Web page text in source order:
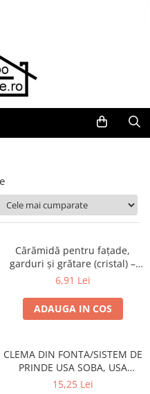
Cărămidă pentru fațade,
garduri și grătare (cristal) –
250 × 120 × 65 mm
6,91 Lei
ADAUGA IN COS
CLEMA DIN FONTA/SISTEM DE
PRINDE USA SOBA, USA
SEMINEU
15,25 Lei